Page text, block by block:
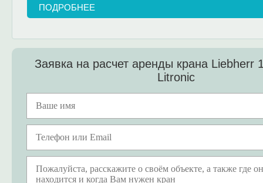
ПОДРОБНЕЕ
Заявка на расчет аренды крана Liebherr
Litronic